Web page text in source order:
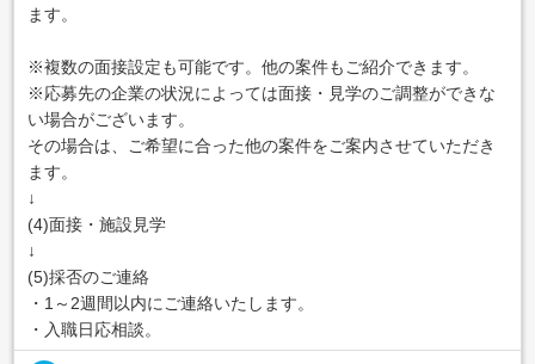
ます。
※複数の面接設定も可能です。他の案件もご紹介できます。
※応募先の企業の状況によっては面接・見学のご調整ができな
い場合がございます。
その場合は、ご希望に合った他の案件をご案内させていただき
ます。
↓
(4)面接・施設見学
↓
(5)採否のご連絡
・1～2週間以内にご連絡いたします。
・入職日応相談。